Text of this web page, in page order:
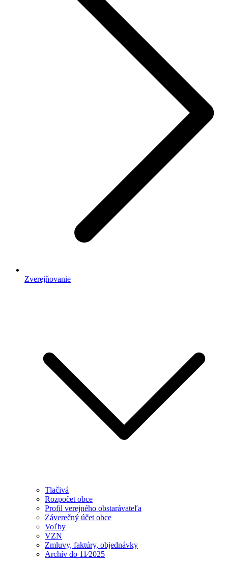
Zverejňovanie
Tlačivá
Rozpočet obce
Profil verejného obstarávateľa
Záverečný účet obce
Voľby
VZN
Zmluvy, faktúry, objednávky
Archív do 11⁄2025